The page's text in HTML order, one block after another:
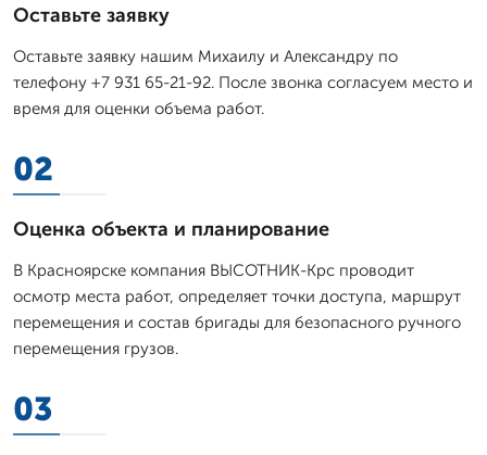
Оставьте заявку
Оставьте заявку нашим Михаилу и Александру по
телефону +7 931 65-21-92. После звонка согласуем место и
время для оценки объема работ.
02
Оценка объекта и планирование
В Красноярске компания ВЫСОТНИК-Крс проводит
осмотр места работ, определяет точки доступа, маршрут
перемещения и состав бригады для безопасного ручного
перемещения грузов.
03